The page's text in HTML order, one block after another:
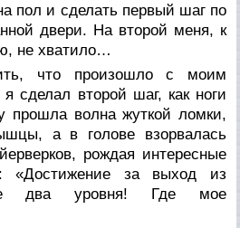
пол и сделать первый шаг по
двери. На второй меня, к
не хватило…
что произошло с моим
сделал второй шаг, как ноги
прошла волна жуткой ломки,
а в голове взорвалась
рождая интересные
«Достижение за выход из
два уровня! Где мое